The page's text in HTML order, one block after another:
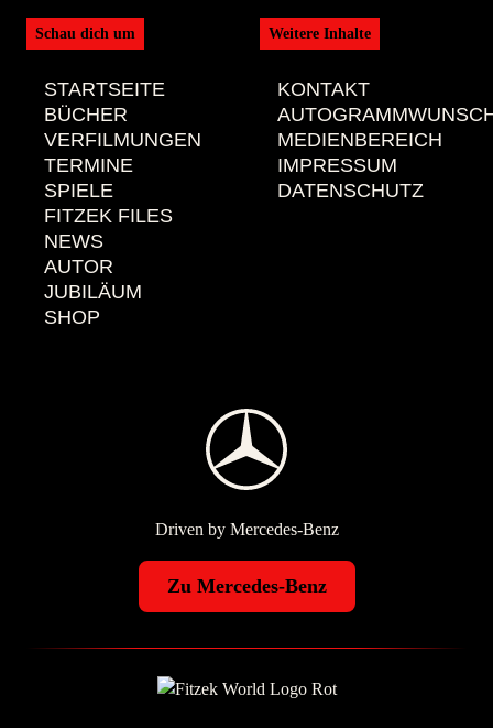
Schau dich um
STARTSEITE
BÜCHER
VERFILMUNGEN
TERMINE
SPIELE
FITZEK FILES
NEWS
AUTOR
JUBILÄUM
SHOP
Weitere Inhalte
KONTAKT
MEDIENBEREICH
IMPRESSUM
DATENSCHUTZ
Driven by Mercedes-Benz
Zu Mercedes-Benz